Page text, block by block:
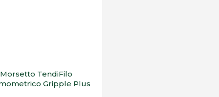
Morsetto TendiFilo
Gripple Plus